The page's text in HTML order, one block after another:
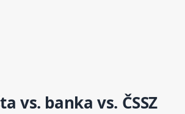
vs. banka vs. ČSSZ